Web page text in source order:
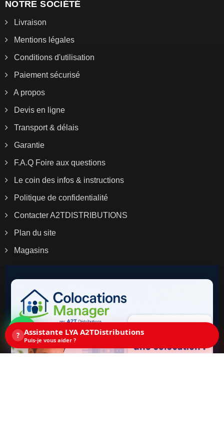
? Assistante LYA A2TDistributions
Puis-je vous aider ?
NOTRE SOCIÉTÉ
Livraison
Mentions légales
Conditions d'utilisation
Paiement sécurisé
A propos
Devis en ligne
Transport & délais
Garantie
F.A.Q Foire aux questions
Le coin des infos & instructions
Politique de confidentialité
Contacter A2TDISTRIBUTIONS
Plan du site
Magasins